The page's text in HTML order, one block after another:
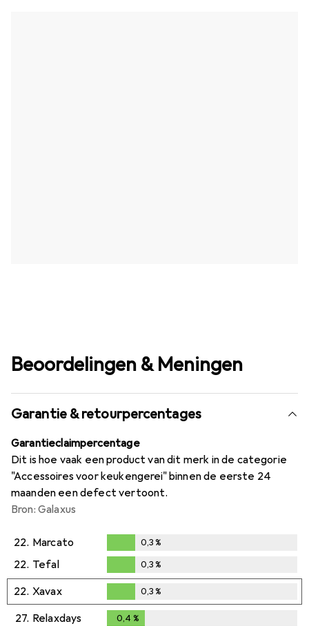
Beoordelingen & Meningen
Garantie & retourpercentages
Garantieclaimpercentage
Dit is hoe vaak een product van dit merk in de categorie
"Accessoires voor keukengerei" binnen de eerste 24
maanden een defect vertoont.
Bron: Galaxus
22. Marcato
0,3%
0,3%
22. Tefal
0,3%
0,3%
22. Xavax
0,3%
0,3%
27. Relaxdays 0,4 %